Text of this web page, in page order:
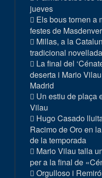
jueves
Els bous tornen a
festes de
Millas, a la
tradicional
La final del
deserta i Mario
Madrid
Un estiu de plaça
Vilau
Hugo Casado
Racimo de Oro en
de la temporada
Mario Vilau talla
per a la final de
Orgulloso i